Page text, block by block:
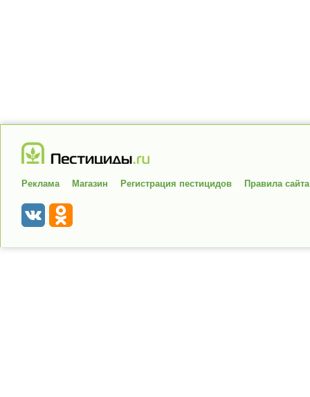
Реклама Магазин Регистрация пестицидов Правила сайта